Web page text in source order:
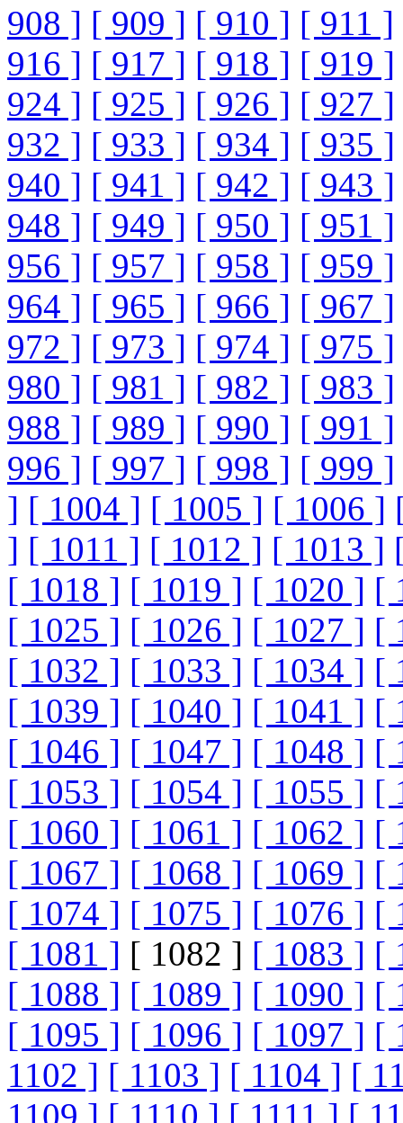
908 ] [ 909 ] [ 910 ] [ 911 ]
916 ] [ 917 ] [ 918 ] [ 919 ]
924 ] [ 925 ] [ 926 ] [ 927 ]
932 ] [ 933 ] [ 934 ] [ 935 ]
940 ] [ 941 ] [ 942 ] [ 943 ]
948 ] [ 949 ] [ 950 ] [ 951 ]
956 ] [ 957 ] [ 958 ] [ 959 ]
964 ] [ 965 ] [ 966 ] [ 967 ]
972 ] [ 973 ] [ 974 ] [ 975 ]
980 ] [ 981 ] [ 982 ] [ 983 ]
988 ] [ 989 ] [ 990 ] [ 991 ]
996 ] [ 997 ] [ 998 ] [ 999 ]
] [ 1004 ] [ 1005 ] [ 1006 ]
] [ 1011 ] [ 1012 ] [ 1013 ]
[ 1018 ] [ 1019 ] [ 1020 ] [
[ 1025 ] [ 1026 ] [ 1027 ] [
[ 1032 ] [ 1033 ] [ 1034 ] [
[ 1039 ] [ 1040 ] [ 1041 ] [
[ 1046 ] [ 1047 ] [ 1048 ] [
[ 1053 ] [ 1054 ] [ 1055 ] [
[ 1060 ] [ 1061 ] [ 1062 ] [
[ 1067 ] [ 1068 ] [ 1069 ] [
[ 1074 ] [ 1075 ] [ 1076 ] [
[ 1081 ] [ 1082 ] [ 1083 ] [
[ 1088 ] [ 1089 ] [ 1090 ] [
[ 1095 ] [ 1096 ] [ 1097 ] [
1102 ] [ 1103 ] [ 1104 ] [